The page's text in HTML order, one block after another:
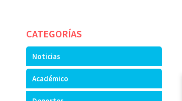
CATEGORÍAS
Noticias
Académico